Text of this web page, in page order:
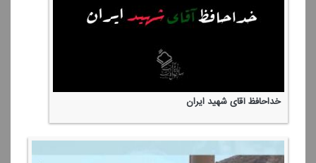
خداحافظ آقای شهید ایران